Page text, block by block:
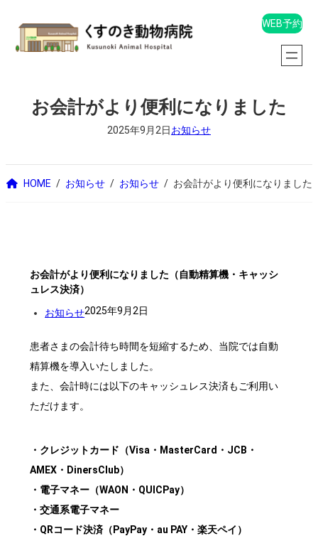
WEB予約
お会計がより便利になりました
2025年9月2日お知らせ
HOME お知らせ お知らせ お会計がより便利になりました
お会計がより便利になりました（自動精算機・キャッシ
ュレス決済）
お知らせ2025年9月2日
患者さまの会計待ち時間を短縮するため、当院では自動
精算機を導入いたしました。
また、会計時には以下のキャッシュレス決済もご利用い
ただけます。
・クレジットカード（Visa・MasterCard・JCB・
AMEX・DinersClub）
・電子マネー（WAON・QUICPay）
・交通系電子マネー
・QRコード決済（PayPay・au PAY・楽天ペイ）